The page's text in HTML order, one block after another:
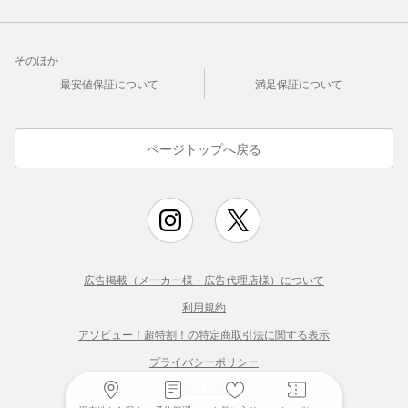
そのほか
最安値保証について
満足保証について
ページトップへ戻る
広告掲載（メーカー様・広告代理店様）について
利用規約
アソビュー！超特割！の特定商取引法に関する表示
プライバシーポリシー